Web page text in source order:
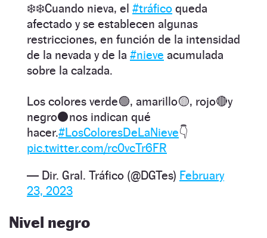
❄️❄️Cuando nieva, el #tráfico queda
afectado y se establecen algunas
restricciones, en función de la intensidad
de la nevada y de la #nieve acumulada
sobre la calzada.
Los colores verde🟢, amarillo🟡, rojo🔴y
negro⚫nos indican qué
hacer.#LosColoresDeLaNieve👇
pic.twitter.com/rc0vcTr6FR
— Dir. Gral. Tráfico (@DGTes) February
23, 2023
Nivel negro